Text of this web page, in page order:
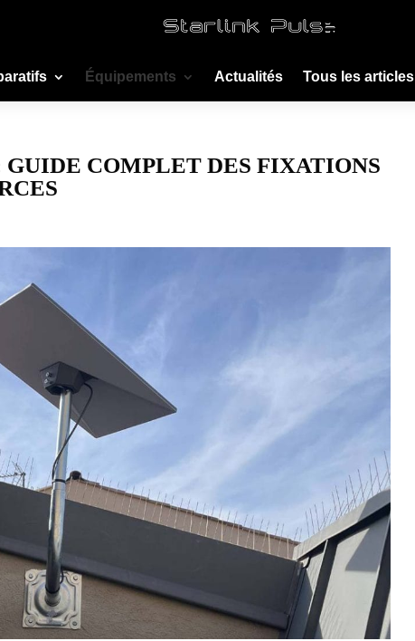
Équipements Actualités Tous les articles
GUIDE COMPLET DES FIXATIONS